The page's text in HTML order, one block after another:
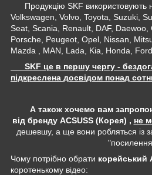
Продукцію SKF використовують
Volkswagen, Volvo, Toyota, Suzuki,
Seat, Scania, Renault, DAF, Daewoo,
Porsche, Peugeot, Opel, Nissan,
Mazda , MAN, Lada, Kia, Honda,
SKF це в першу чергу -
підкреслена досвідом понад
А також хочемо вам
від бренду ACSUSS (Корея) , не
дешевшу, а ще вони робляться із
Чому потрібно обрати корейський
коротенькому відео: